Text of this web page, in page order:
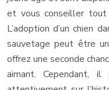
et vous conseiller
L’adoption d’un chien
sauvetage peut être
offrez une seconde
aimant. Cependant,